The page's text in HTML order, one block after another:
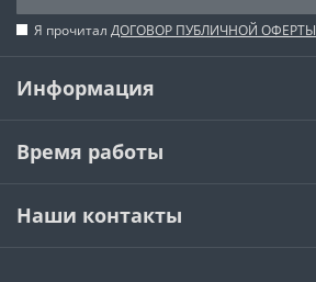
Я прочитал ДОГОВОР ПУБЛИЧНОЙ ОФЕРТЫ
Информация
Время работы
Наши контакты